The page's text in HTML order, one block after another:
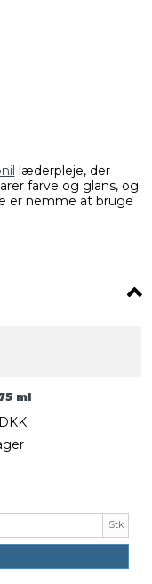
læderpleje, der
farve og glans, og
er nemme at bruge
ml
Stk